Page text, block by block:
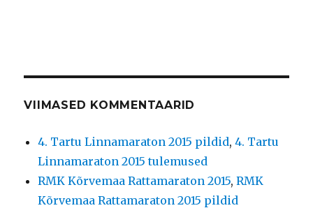
VIIMASED KOMMENTAARID
4. Tartu Linnamaraton 2015 pildid,4. Tartu
Linnamaraton 2015 tulemused
RMK Kõrvemaa Rattamaraton 2015,RMK
Kõrvemaa Rattamaraton 2015 pildid